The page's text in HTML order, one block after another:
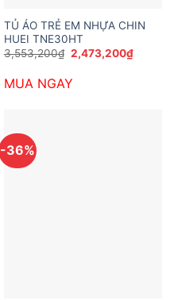
TỦ ÁO TRẺ EM NHỰA CHIN
HUEI TNE30HT
3,553,200₫ Giá
gốc
3,553,200₫.
2,473,200₫Giá
hiện
MUA NGAY
-36%